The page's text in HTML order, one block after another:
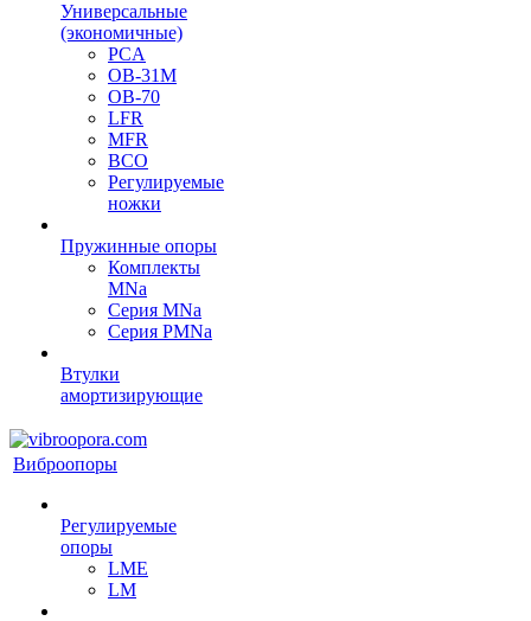
Универсальные
(экономичные)
PCA
ОВ-31М
OB-70
LFR
MFR
ВСО
Регулируемые
ножки
Пружинные опоры
Комплекты
MNa
Серия MNa
Серия PMNa
Втулки
амортизирующие
Виброопоры
Регулируемые
опоры
LME
LM